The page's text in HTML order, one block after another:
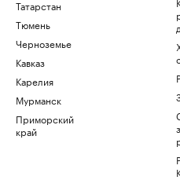
Татарстан
Тюмень
Черноземье
Кавказ
Карелия
Мурманск
Приморский
край